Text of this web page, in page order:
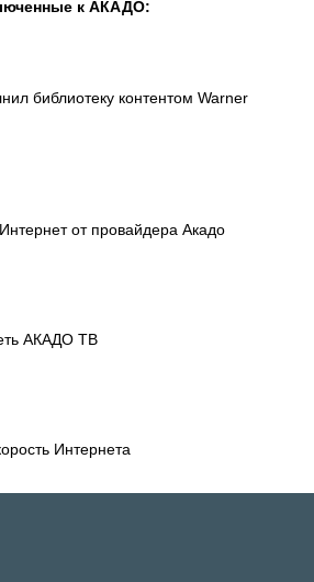
к АКАДО:
библиотеку контентом Warner
от провайдера Акадо
АКАДО ТВ
Интернета